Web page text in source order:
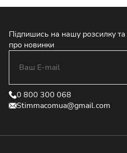
Підпишись на нашу розсилку
про новинки
0 800 300 068
Stimmacomua@gmail.com